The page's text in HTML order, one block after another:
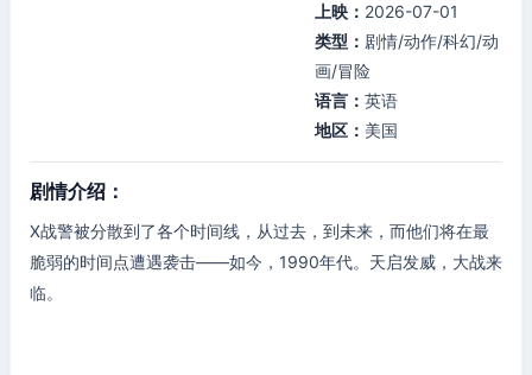
上映： 2026-07-01
类型： 剧情/动作/科幻/动
画/冒险
语言： 英语
地区： 美国
剧情介绍：
X战警被分散到了各个时间线，从过去，到未来，而他们将在最
脆弱的时间点遭遇袭击——如今，1990年代。天启发威，大战来
临。